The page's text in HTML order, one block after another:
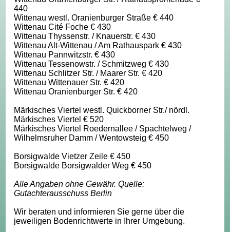
440
Wittenau westl. Oranienburger Straße € 440
Wittenau Cité Foche € 430
Wittenau Thyssenstr. / Knauerstr. € 430
Wittenau Alt-Wittenau / Am Rathauspark € 430
Wittenau Pannwitzstr. € 430
Wittenau Tessenowstr. / Schmitzweg € 430
Wittenau Schlitzer Str. / Maarer Str. € 420
Wittenau Wittenauer Str. € 420
Wittenau Oranienburger Str. € 420
Märkisches Viertel westl. Quickborner Str./ nördl.
Märkisches Viertel € 520
Märkisches Viertel Roedernallee / Spachtelweg /
Wilhelmsruher Damm / Wentowsteig € 450
Borsigwalde Vietzer Zeile € 450
Borsigwalde Borsigwalder Weg € 450
Alle Angaben ohne Gewähr. Quelle:
Gutachterausschuss Berlin
Wir beraten und informieren Sie gerne über die
jeweiligen Bodenrichtwerte in Ihrer Umgebung.